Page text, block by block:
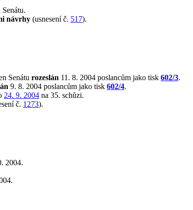
návrhy (usnesení č. 517).
Senátu rozeslán 11. 8. 2004 poslancům jako tisk 602/3.
9. 8. 2004 poslancům jako tisk 602/4.
24. 9. 2004 na 35. schůzi.
č. 1273).
2004.